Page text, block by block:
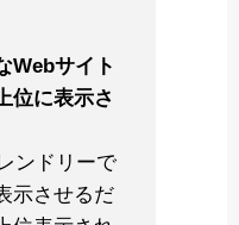
Webサイト
位に表示さ
ンドリーで
示させるだ